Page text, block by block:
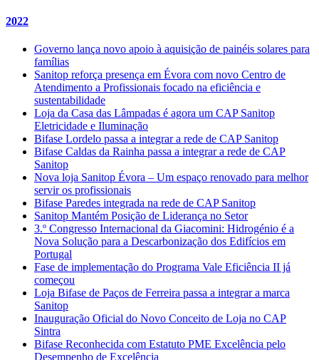
2022
Governo lança novo apoio à aquisição de painéis solares para
famílias
Sanitop reforça presença em Évora com novo Centro de
Atendimento a Profissionais focado na eficiência e
sustentabilidade
Loja da Casa das Lâmpadas é agora um CAP Sanitop
Eletricidade e Iluminação
Bifase Lordelo passa a integrar a rede de CAP Sanitop
Bifase Caldas da Rainha passa a integrar a rede de CAP
Sanitop
Nova loja Sanitop Évora – Um espaço renovado para melhor
servir os profissionais
Bifase Paredes integrada na rede de CAP Sanitop
Sanitop Mantém Posição de Liderança no Setor
3.º Congresso Internacional da Giacomini: Hidrogénio é a
Nova Solução para a Descarbonização dos Edifícios em
Portugal
Fase de implementação do Programa Vale Eficiência II já
começou
Loja Bifase de Paços de Ferreira passa a integrar a marca
Sanitop
Inauguração Oficial do Novo Conceito de Loja no CAP
Sintra
Bifase Reconhecida com Estatuto PME Excelência pelo
Desempenho de Excelência